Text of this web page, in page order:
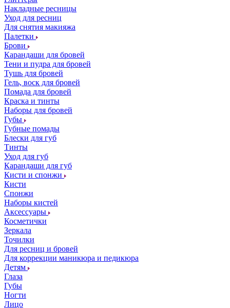
Накладные ресницы
Уход для ресниц
Для снятия макияжа
Палетки
Брови
Карандаши для бровей
Тени и пудра для бровей
Тушь для бровей
Гель, воск для бровей
Помада для бровей
Краска и тинты
Наборы для бровей
Губы
Губные помады
Блески для губ
Тинты
Уход для губ
Карандаши для губ
Кисти и спонжи
Кисти
Спонжи
Наборы кистей
Аксессуары
Косметички
Зеркала
Точилки
Для ресниц и бровей
Для коррекции маникюра и педикюра
Детям
Глаза
Губы
Ногти
Лицо